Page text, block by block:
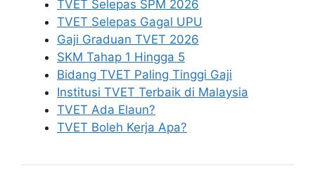
TVET Selepas SPM 2026
TVET Selepas Gagal UPU
Gaji Graduan TVET 2026
SKM Tahap 1 Hingga 5
Bidang TVET Paling Tinggi Gaji
Institusi TVET Terbaik di Malaysia
TVET Ada Elaun?
TVET Boleh Kerja Apa?